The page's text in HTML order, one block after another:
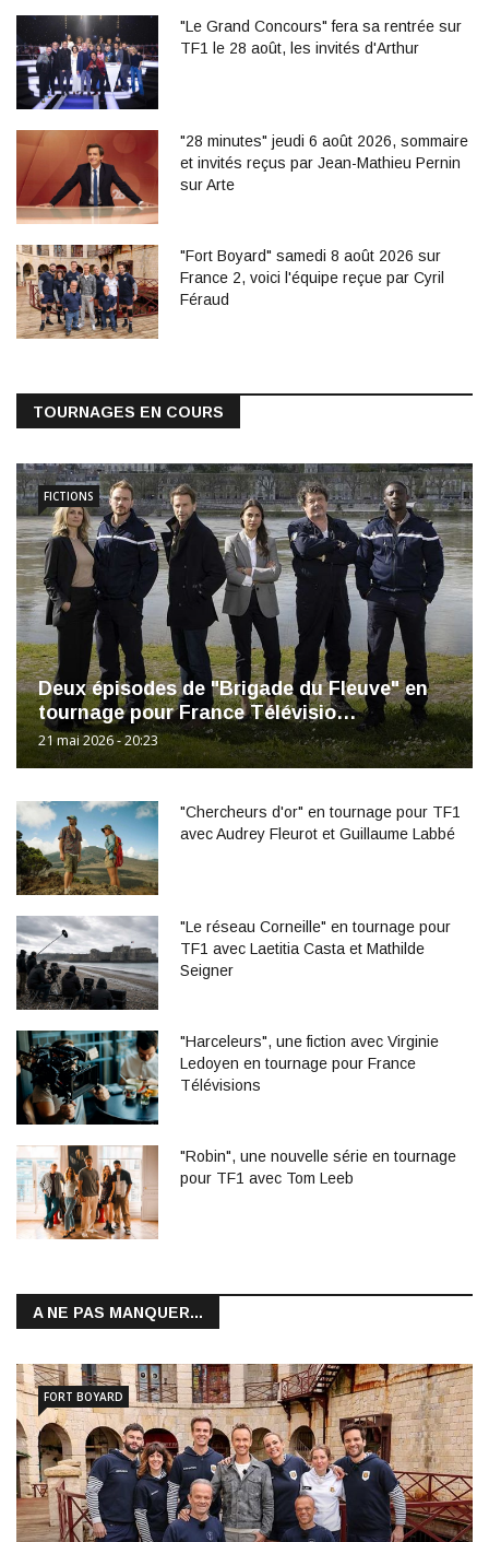
"Le Grand Concours" fera sa rentrée sur
TF1 le 28 août, les invités d'Arthur
"28 minutes" jeudi 6 août 2026, sommaire
et invités reçus par Jean-Mathieu Pernin
sur Arte
"Fort Boyard" samedi 8 août 2026 sur
France 2, voici l'équipe reçue par Cyril
Féraud
TOURNAGES EN COURS
Deux épisodes de "Brigade du Fleuve" en
tournage pour France Télévisio…
21 mai 2026 - 20:23
FICTIONS
"Chercheurs d'or" en tournage pour TF1
avec Audrey Fleurot et Guillaume Labbé
"Le réseau Corneille" en tournage pour
TF1 avec Laetitia Casta et Mathilde
Seigner
"Harceleurs", une fiction avec Virginie
Ledoyen en tournage pour France
Télévisions
"Robin", une nouvelle série en tournage
pour TF1 avec Tom Leeb
A NE PAS MANQUER...
FORT BOYARD